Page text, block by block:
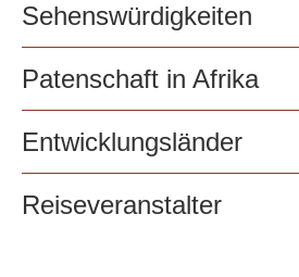
Sehenswürdigkeiten
Patenschaft in Afrika
Entwicklungsländer
Reiseveranstalter